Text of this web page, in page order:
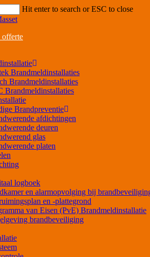
Hit enter to search or ESC to close
Brandmeldinstallaties
Brandmeldinstallaties
Brandmeldinstallaties
Brandpreventie
afdichtingen
deuren
glas
platen
logboek
en alarmopvolging bij
en -plattegrond
van Eisen (PvE) Brandmeldinstallatie
brandbeveiliging